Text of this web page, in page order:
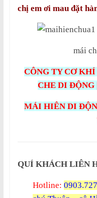
chị em ơi mau đặt
mái
CÔNG TY CƠ
CHE DI
MÁI HIÊN DI
QUÍ KHÁCH LIÊN
Hotline: